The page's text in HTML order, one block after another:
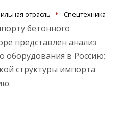
отрасль Спецтехника
бетонного
представлен анализ
оборудования в Россию;
структуры импорта